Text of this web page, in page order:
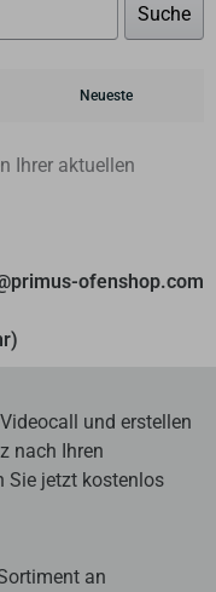
Suche
Ihrer aktuellen
ofenshop.com
und erstellen
nach Ihren
Sie jetzt kostenlos
an